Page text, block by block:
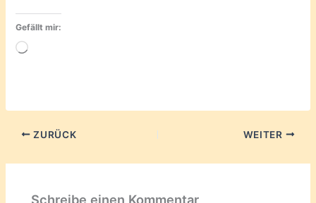
Gefällt mir:
Wird
ZURÜCK WEITER
Schreibe einen Kommentar